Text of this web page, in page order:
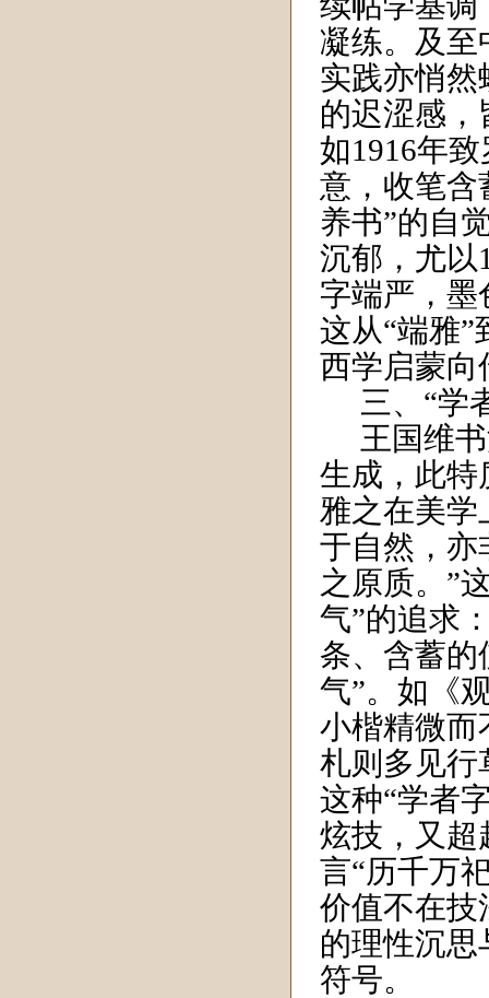
凝练。及至
实践亦悄然
的迟涩感
如1916年致
意，收笔含
养书”的自
沉郁，尤以
字端严，墨
这从“端雅”
西学启蒙向
三、“学
王国维
生成，此特
雅之在美学
于自然，亦
之原质。”
气”的追求
条、含蓄的
气”。如《
小楷精微而
札则多见行
这种“学者
炫技，又超
言“历千万
价值不在技
的理性沉
符号。